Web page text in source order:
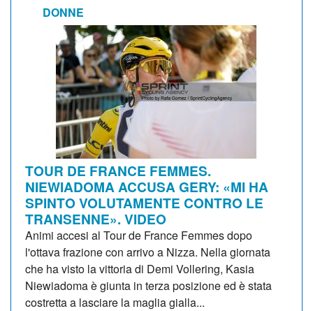
DONNE
TOUR DE FRANCE FEMMES.
NIEWIADOMA ACCUSA GERY: «MI HA
SPINTO VOLUTAMENTE CONTRO LE
TRANSENNE». VIDEO
Animi accesi al Tour de France Femmes dopo
l'ottava frazione con arrivo a Nizza. Nella giornata
che ha visto la vittoria di Demi Vollering, Kasia
Niewiadoma è giunta in terza posizione ed è stata
costretta a lasciare la maglia gialla...